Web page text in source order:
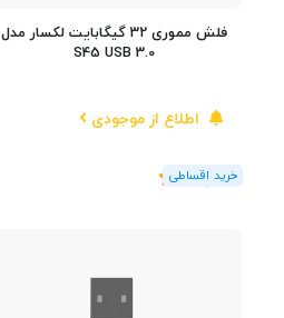
فلش مموری 32 گیگابایت لکسار مدل
S45 USB 3.0
اطلاع از موجودی
(1رای)
5